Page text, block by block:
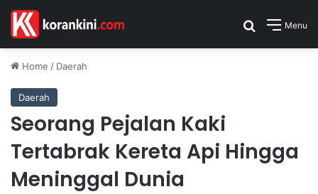
Menu
Search for
Home / Daerah
Daerah
Seorang Pejalan Kaki
Tertabrak Kereta Api Hingga
Meninggal Dunia